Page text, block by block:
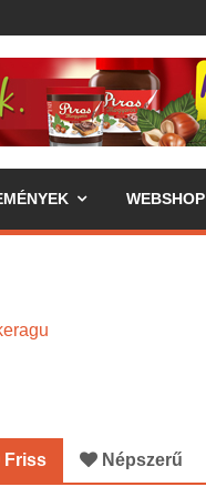
WEBSHOP
Friss Népszerű